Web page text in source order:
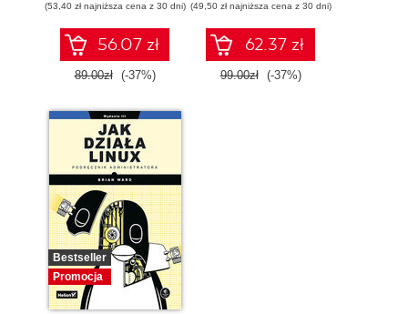
(53,40 zł najniższa cena z 30 dni)
56.07 zł
89.00zł (-37%)
wieloagentowych
(49,50 zł najniższa cena z 30 dni)
62.37 zł
99.00zł (-37%)
Bestseller
Promocja